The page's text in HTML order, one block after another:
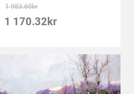
1 983.60kr
1 170.32 kr